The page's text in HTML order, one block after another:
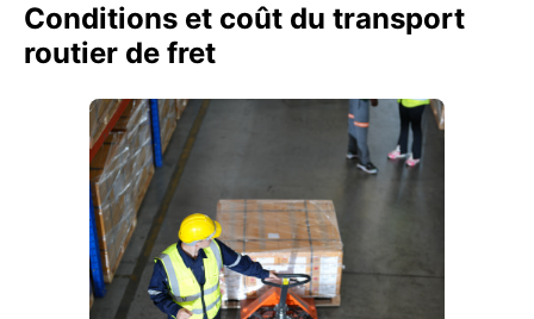
Conditions et coût du transport
routier de fret